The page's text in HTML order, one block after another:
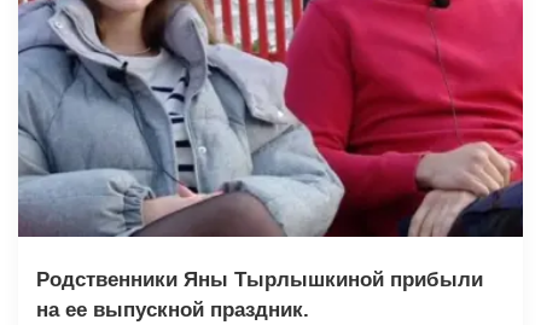
Родственники Яны Тырлышкиной прибыли
на ее выпускной праздник.